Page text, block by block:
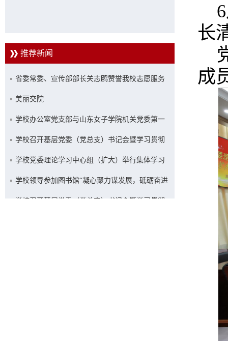
推荐新闻
省委常委、宣传部部长关志鸥赞誉我校志愿服务
工作
美丽交院
学校办公室党支部与山东女子学院机关党委第一
党支部联合开展主题党日活动
学校召开基层党委（党总支）书记会暨学习贯彻
习近平新时代中国特色社会主义思想主题教育推
进会
学校党委理论学习中心组（扩大）举行集体学习
学校领导参加图书馆“凝心聚力谋发展，砥砺奋进
新征程”主题活动
学校召开基层党委（党总支）书记会暨学习贯彻
长
成